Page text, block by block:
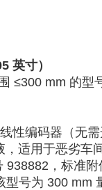
英寸）
≤300 mm 的型
性编码器 （无
，适用于恶劣车
938882，标准附
型号为 300 mm